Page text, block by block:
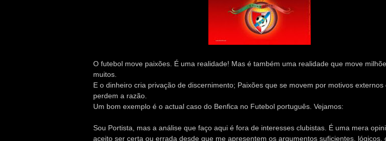
O futebol move paixões. É uma realidade! Mas é também uma realidade que move
muitos.
E o dinheiro cria privação de discernimento; Paixões que se movem por motivos externos
perdem a razão.
Um bom exemplo é o actual caso do Benfica no Futebol português. Vejamos:
Sou Portista, mas a análise que faço aqui é fora de interesses clubistas. É uma mera
aceito ser certa ou errada desde que me apresentem os argumentos suficientes, lógicos,